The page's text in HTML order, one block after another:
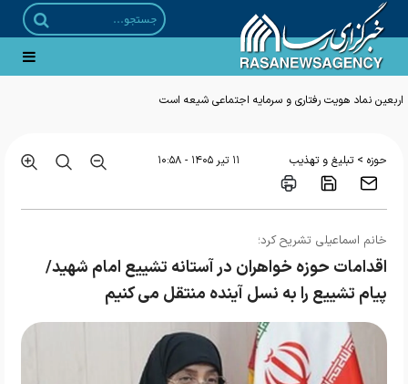
اربعین نماد هویت رفتاری و سرمایه اجتماعی شیعه است
حوزه > تبلیغ و تهذیب ۱۱ تير ۱۴۰۵ - ۱۰:۵۸
خانم اسماعیلی تشریح کرد؛
اقدامات حوزه خواهران در آستانه تشییع امام شهید/
پیام تشییع را به نسل آینده منتقل می کنیم